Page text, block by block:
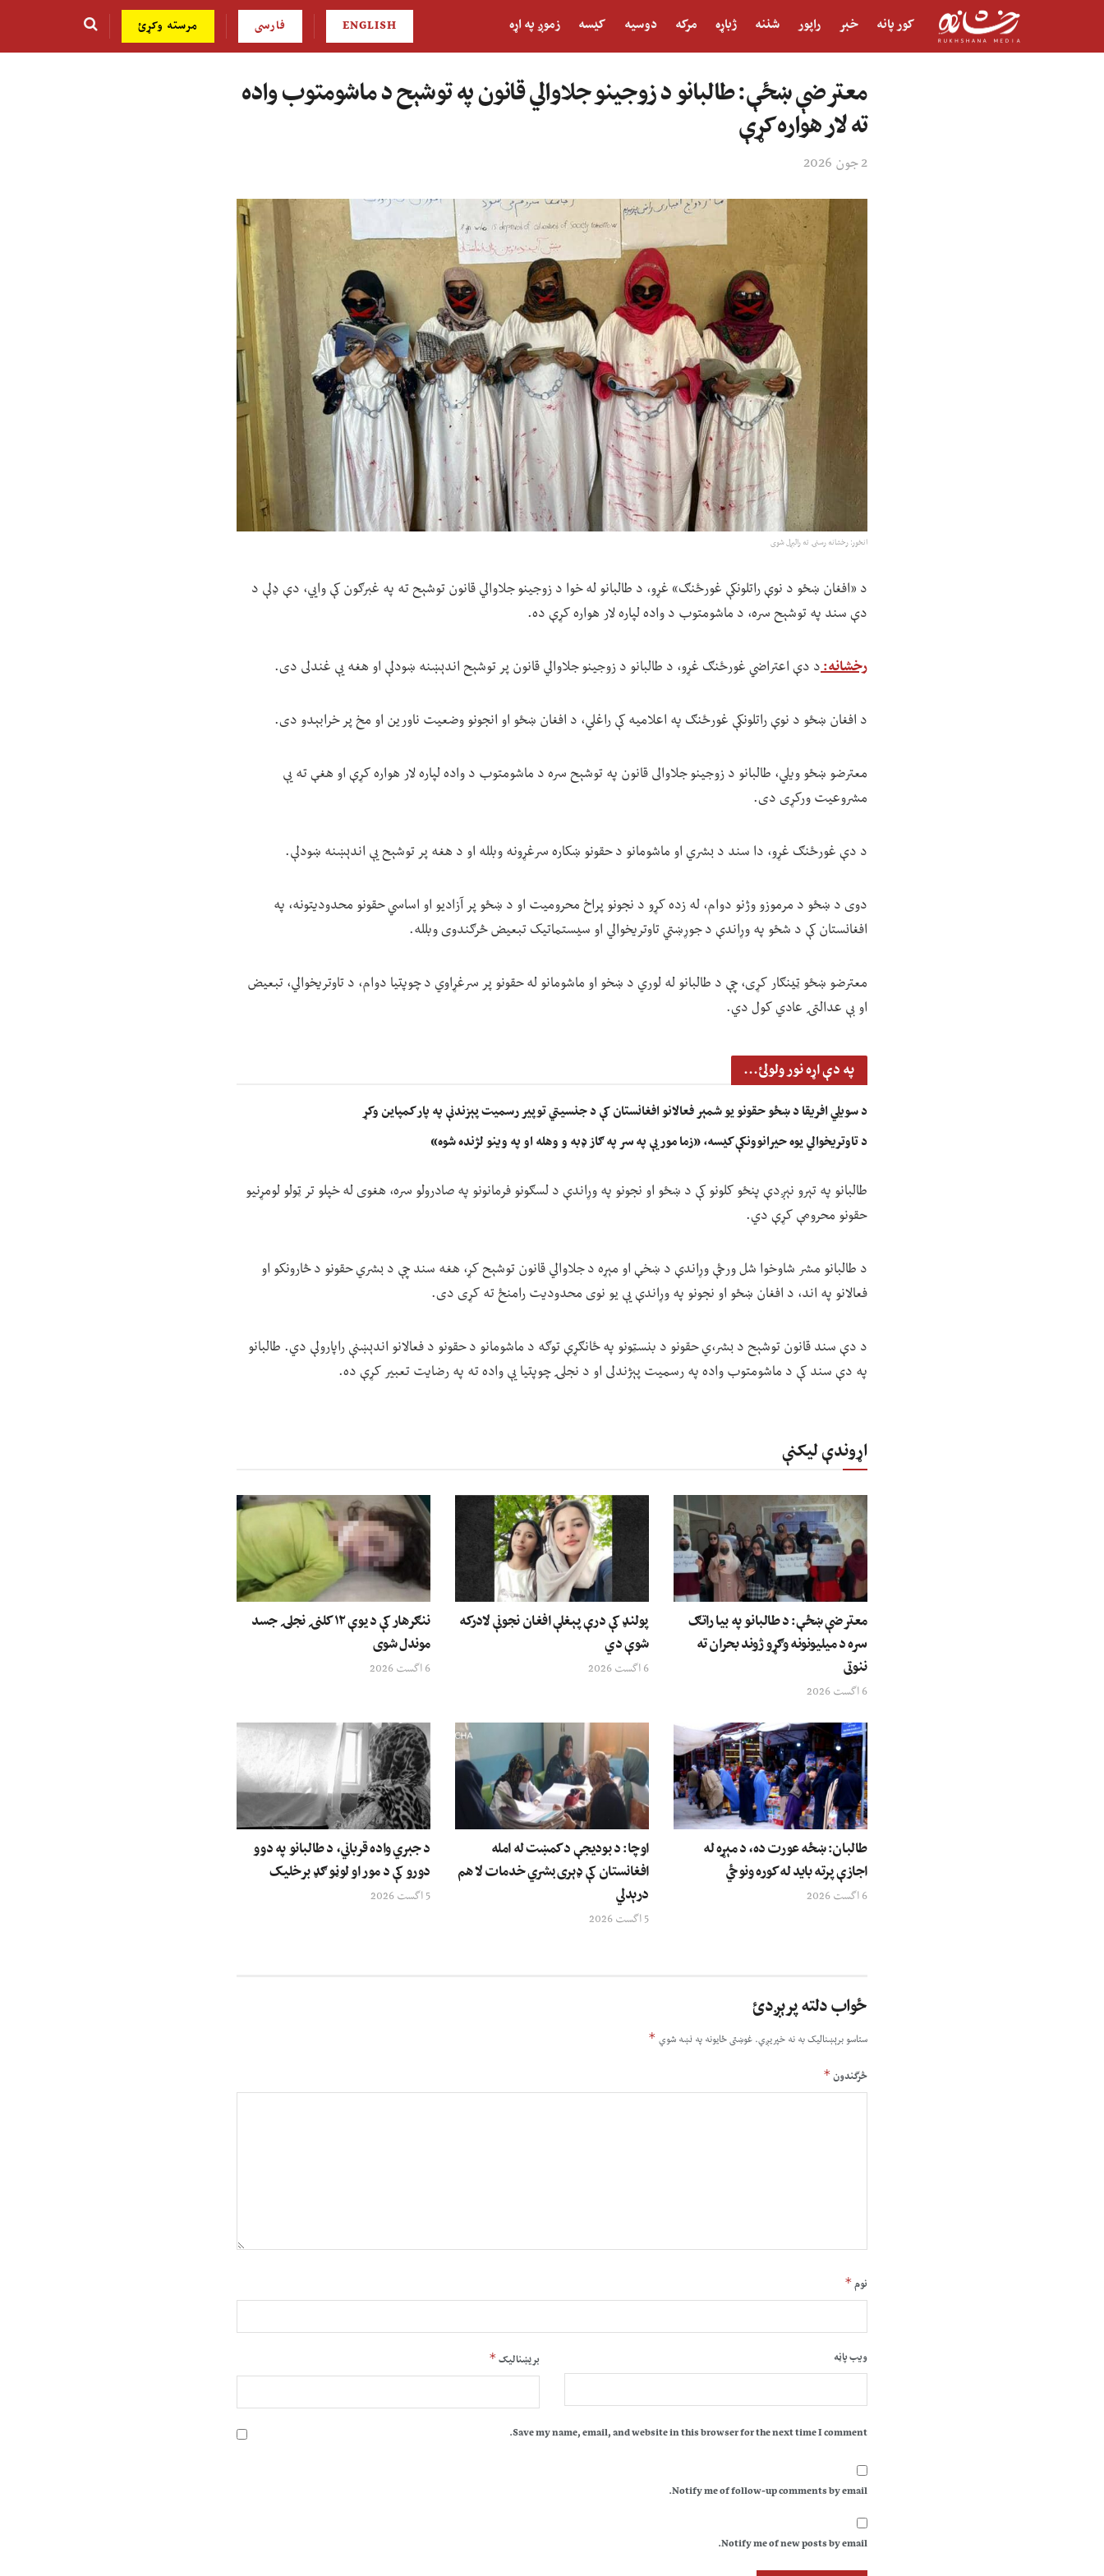
کور پانه خبر راپور شننه ژباړه مرکه دوسیه کیسه زموږ په اړه ENGLISH فارسی مرسته وکړئ
معترضې ښځې: طالبانو د زوجینو جلاوالي قانون په توشېح د ماشومتوب واده
ته لار هواره کړې
2 جون 2026
انځور: رخشانه رسنۍ ته رالېږل شوی
د «افغان ښځو د نوې راتلونکې غورځنګ» غړو، د طالبانو له خوا د زوجینو جلاوالي قانون توشېح ته په غبرګون کې وايي، دې ډلې د
دې سند په توشېح سره، د ماشومتوب د واده لپاره لار هواره کړې ده.
رخشانه:د دې اعتراضي غورځنګ غړو، د طالبانو د زوجینو جلاوالي قانون پر توشېح اندېښنه ښودلې او هغه یې غندلی دی.
د افغان ښځو د نوې راتلونکې غورځنګ په اعلامیه کې راغلي، د افغان ښځو او انجونو وضعیت ناورین او مخ پر خرابېدو دی.
معترضو ښځو ویلي، طالبانو د زوجینو جلاوالی قانون په توشېح سره د ماشومتوب د واده لپاره لار هواره کړې او هغې ته یې
مشروعیت ورکړی دی.
د دې غورځنګ غړو، دا سند د بشري او ماشومانو د حقونو ښکاره سرغړونه وبلله او د هغه پر توشېح یې اندېښنه ښودلې.
دوی د ښځو د مرموزو وژنو دوام، له زده کړو د نجونو پراخ محرومیت او د ښځو پر آزادیو او اساسي حقونو محدودیتونه، په
افغانستان کې د شځو په وړاندې د جوړښتي تاوتریخوالي او سیستماتیک تبعیض څرګندوی وبلله.
معترضو ښځو ټینګار کړی، چې د طالبانو له لوري د ښخو او ماشومانو له حقونو پر سرغړاوي د چوپتیا دوام، د تاوتریخوالي، تبعیض
او بې عدالتۍ عادي کول دي.
په دې اړه نور ولولئ...
د سویلي افریقا د ښځو حقونو یو شمېر فعالانو افغانستان کې د جنسیتي توپیر رسمیت پېزندنې په پار کمپاین وکړ
د تاوتریخوالي یوه حیرانوونکې کیسه، «زما مور یې په سر په ګاز ډبه و وهله او په وینو لژنده شوه»
طالبانو په تېرو نېږدې پنځو کلونو کې د ښځو او نجونو په وړاندې د لسګونو فرمانونو په صادرولو سره، هغوی له خپلو تر ټولو لومړنیو
حقونو محرومې کړې دي.
د طالبانو مشر شاوخوا شل ورځې وړاندې د ښخې او مېړه د جلاوالي قانون توشېح کړ، هغه سند چې د بشري حقونو د څارونکو او
فعالانو په اند، د افغان ښځو او نجونو په وړاندې یې یو نوی محدودیت رامنځ ته کړی دی.
د دې سند قانون توشېح د بشر،ي حقونو د بنسټونو په ځانګړې توګه د ماشومانو د حقونو د فعالانو اندېښنې راپارولې دي. طالبانو
په دې سند کې د ماشومتوب واده په رسمیت پېژندلی او د نجلۍ چوپتیا یې واده ته په رضایت تعبیر کړې ده.
اړوندې لیکنې
معترضې ښځې: د طالبانو په بیا راتګ
سره د میلیونونه وګړو ژوند بحران ته
ننوتی
6 اگست 2026
پولنډ کې درې پېغلې افغان نجونې لادرکه
شوې دي
6 اگست 2026
ننګرهار کې د یوې ۱۲ کلنۍ نجلۍ جسد
موندل شوی
6 اگست 2026
طالبان: ښځه عورت ده، د مېړه له
اجازې پرته باید له کوره ونوځي
6 اگست 2026
اوچا: د بودیجې د کمښت له امله
افغانستان کې ډېری بشري خدمات لا هم
درېدلي
5 اگست 2026
د جبري واده قرباني، د طالبانو په دوو
دورو کې د مور او لوڼو ګډ برخلیک
5 اگست 2026
ځواب دلته پرېږدئ
ستاسو برېښناليک به نه خپريږي.غوښتى ځایونه په نښه شوي *
څرگندون*
نوم*
بریښنالیک* ویب پاڼه
Save my name, email, and website in this browser for the next time I comment.
Notify me of follow-up comments by email.
Notify me of new posts by email.